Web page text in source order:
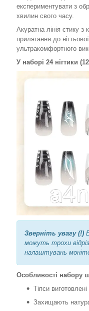
експериментувати з
хвилин свого часу.
Акуратна лінія стику
прилягання до
ультракомфортного
У наборі 24 нігтики
Зверніть увагу (!)
можуть трохи
налаштувань
Особливості набору
Тіпси
Захищають